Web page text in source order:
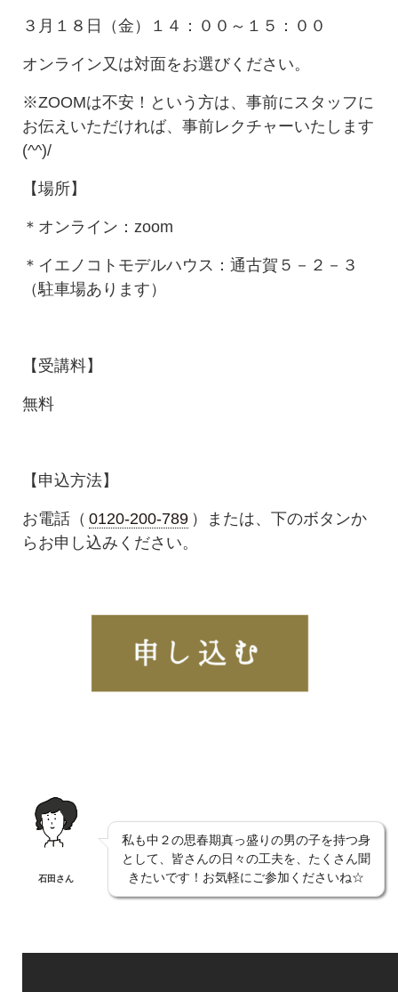
３月１８日（金）１４：００～１５：００
オンライン又は対面をお選びください。
※ZOOMは不安！という方は、事前にスタッフに
お伝えいただければ、事前レクチャーいたします
(^^)/
【場所】
＊オンライン：zoom
＊イエノコトモデルハウス：通古賀５－２－３
（駐車場あります）
【受講料】
無料
【申込方法】
お電話（ 0120‐200‐789 ）または、下のボタンか
らお申し込みください。
石田さん
私も中２の思春期真っ盛りの男の子を持つ身
として、皆さんの日々の工夫を、たくさん聞
きたいです！お気軽にご参加くださいね☆